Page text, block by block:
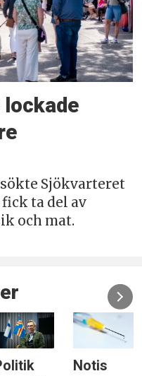
lockade
Sjökvarteret
ta del av
och mat.
Notis